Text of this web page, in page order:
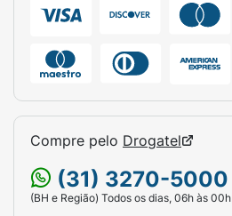
Compre pelo Drogatel
(31) 3270-5000
(BH e Região) Todos os dias, 06h às 00h